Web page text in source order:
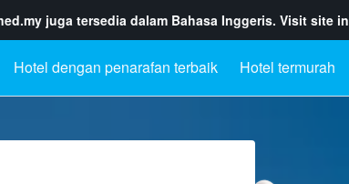
juga tersedia dalam Bahasa Inggeris. Visit site in
Hotel dengan penarafan terbaik Hotel termurah